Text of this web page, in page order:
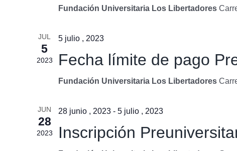
Fundación Universitaria Los Libertadores
JUL
5
2023
5 julio , 2023
Fecha límite de pago
Fundación Universitaria Los Libertadores
JUN
28
2023
28 junio , 2023- 5 julio , 2023
Inscripción